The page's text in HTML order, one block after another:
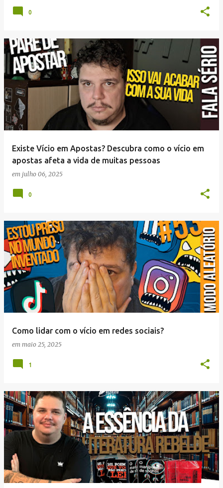
0
Existe Vício em Apostas? Descubra como o vício em
apostas afeta a vida de muitas pessoas
em julho 06, 2025
0
Como lidar com o vício em redes sociais?
em maio 25, 2025
1